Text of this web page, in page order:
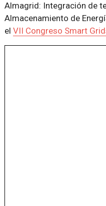
Almagrid: Integración de
Almacenamiento de
el VII Congreso Smart